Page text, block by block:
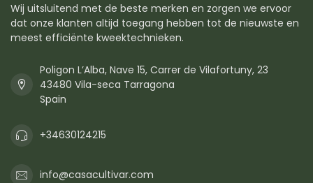
Wij uitsluitend met de beste merken en zorgen we ervoor
dat onze klanten altijd toegang hebben tot de nieuwste en
meest efficiënte kweektechnieken.
Poligon L’Alba, Nave 15, Carrer de Vilafortuny, 23
43480 Vila-seca Tarragona
Spain
+34630124215
info@casacultivar.com